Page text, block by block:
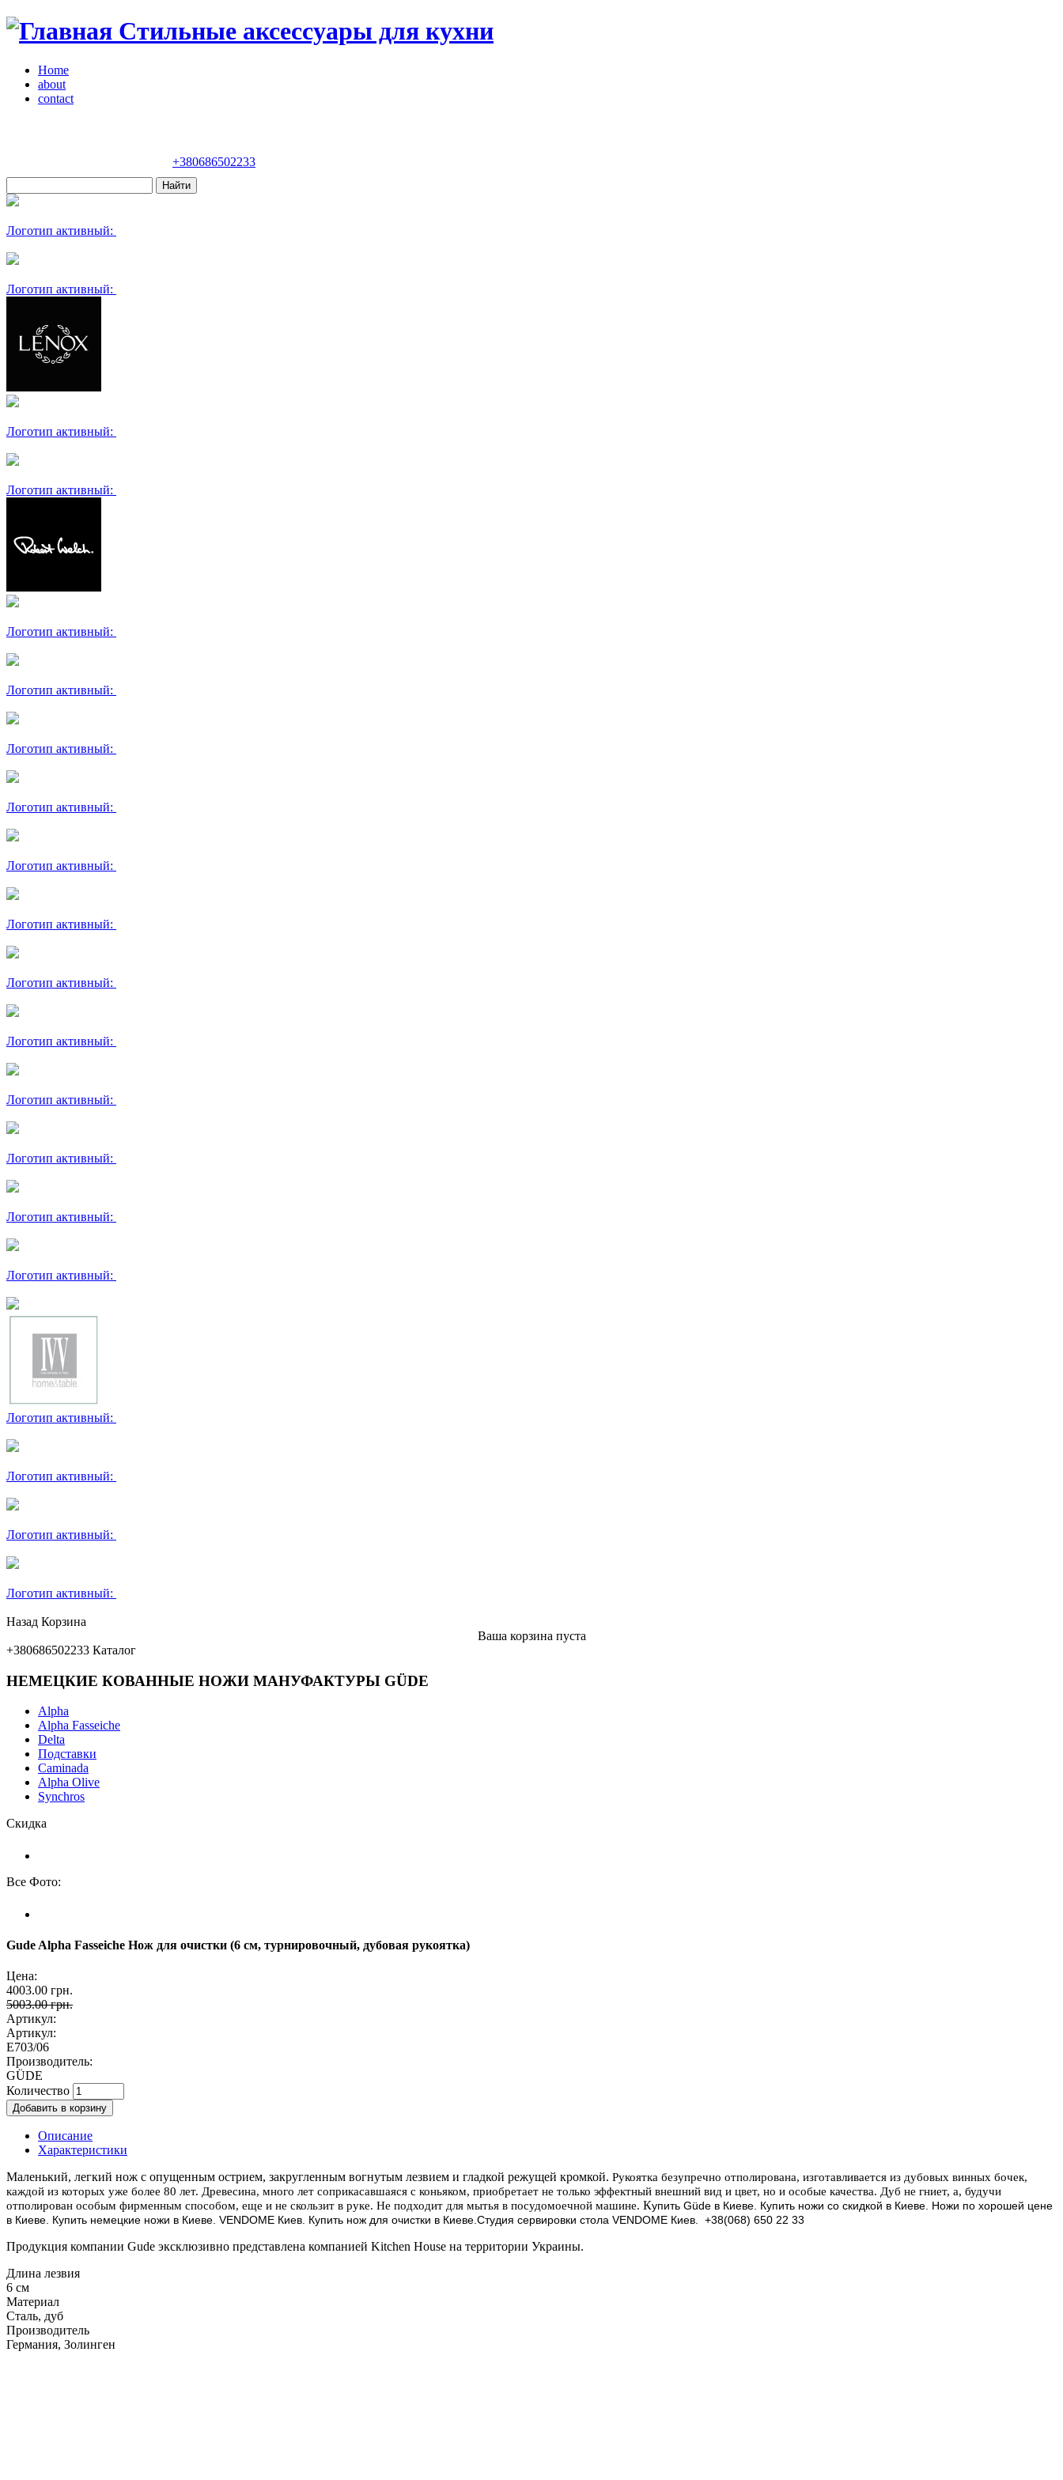
Стильные аксессуары для кухни
Home
about
contact
+380686502233
Логотип активный:
Логотип активный:
Логотип активный:
Логотип активный:
Логотип активный:
Логотип активный:
Логотип активный:
Логотип активный:
Логотип активный:
Логотип активный:
Логотип активный:
Логотип активный:
Логотип активный:
Логотип активный:
Логотип активный:
Логотип активный:
Логотип активный:
Логотип активный:
Логотип активный:
Логотип активный:
Назад Корзина
Ваша корзина пуста
+380686502233 Каталог
НЕМЕЦКИЕ КОВАННЫЕ НОЖИ МАНУФАКТУРЫ GÜDE
Alpha
Alpha Fasseiche
Delta
Подставки
Caminada
Alpha Olive
Synchros
Скидка
Все Фото:
Gude Alpha Fasseiche Нож для очистки (6 см, турнировочный, дубовая рукоятка)
Цена:
4003.00 грн.
5003.00 грн.
Артикул:
Артикул:
E703/06
Производитель:
GÜDE
Количество
Описание
Характеристики
Маленький, легкий нож с опущенным острием, закругленным вогнутым лезвием и гладкой режущей кромкой. Рукоятка безупречно отполирована, изготавливается из дубовых винных бочек,
каждой из которых уже более 80 лет. Древесина, много лет соприкасавшаяся с коньяком, приобретает не только эффектный внешний вид и цвет, но и особые качества. Дуб не гниет, а, будучи
отполирован особым фирменным способом, еще и не скользит в руке. Не подходит для мытья в посудомоечной машине. Купить Güde в Киеве. Купить ножи со скидкой в Киеве. Ножи по хорошей цене
в Киеве. Купить немецкие ножи в Киеве. VENDOME Киев. Купить нож для очистки в Киеве.Студия сервировки стола VENDOME Киев. +38(068) 650 22 33
Продукция компании Gude эксклюзивно представлена компанией Kitchen House на территории Украины.
Длина лезвия
6 см
Материал
Сталь, дуб
Производитель
Германия, Золинген